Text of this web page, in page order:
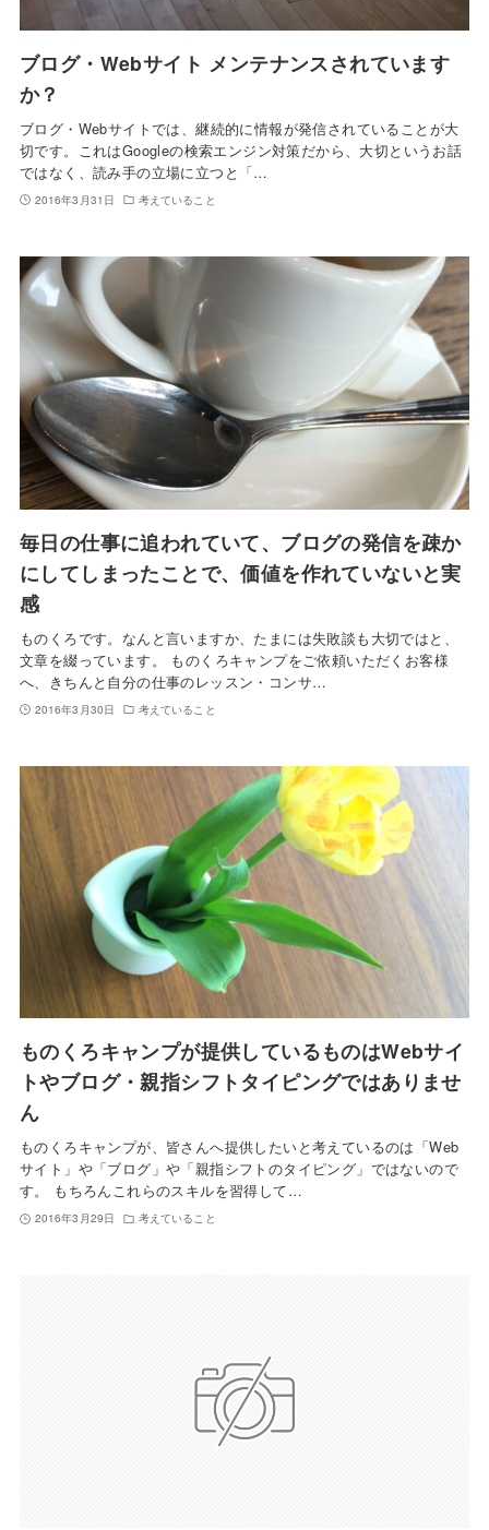
ブログ・Webサイト メンテナンスされています
か？
ブログ・Webサイトでは、継続的に情報が発信されていることが大
切です。これはGoogleの検索エンジン対策だから、大切というお話
ではなく、読み手の立場に立つと「…
2016年3月31日 考えていること
毎日の仕事に追われていて、ブログの発信を疎か
にしてしまったことで、価値を作れていないと実
感
ものくろです。なんと言いますか、たまには失敗談も大切ではと、
文章を綴っています。 ものくろキャンプをご依頼いただくお客様
へ、きちんと自分の仕事のレッスン・コンサ…
2016年3月30日 考えていること
ものくろキャンプが提供しているものはWebサイ
トやブログ・親指シフトタイピングではありませ
ん
ものくろキャンプが、皆さんへ提供したいと考えているのは「Web
サイト」や「ブログ」や「親指シフトのタイピング」ではないので
す。 もちろんこれらのスキルを習得して…
2016年3月29日 考えていること